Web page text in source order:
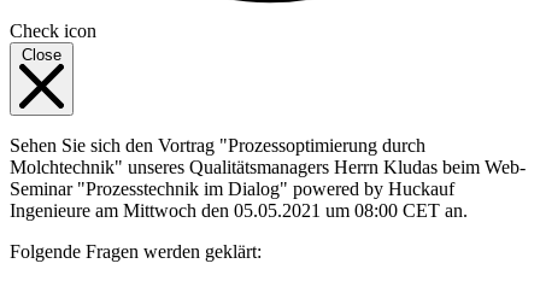
Check icon
Close
Sehen Sie sich den Vortrag "Prozessoptimierung durch
Molchtechnik" unseres Qualitätsmanagers Herrn Kludas beim Web-
Seminar "Prozesstechnik im Dialog" powered by Huckauf
Ingenieure am Mittwoch den 05.05.2021 um 08:00 CET an.
Folgende Fragen werden geklärt: